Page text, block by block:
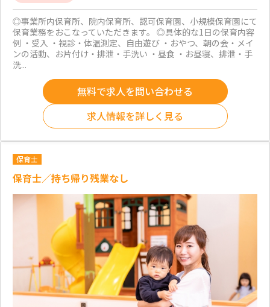
◎事業所内保育所、院内保育所、認可保育園、小規模保育園にて
保育業務をおこなっていただきます。 ◎具体的な1日の保育内容
例 ・受入 ・視診・体温測定、自由遊び ・おやつ、朝の会・メイ
ンの活動、お片付け・排泄・手洗い ・昼食 ・お昼寝、排泄・手
洗...
無料で求人を問い合わせる
求人情報を詳しく見る
保育士
保育士／持ち帰り残業なし